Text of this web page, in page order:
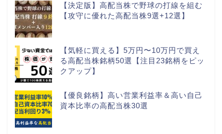
【決定版】高配当株で野球の打線を組む
【攻守に優れた高配当株9選+12選】
【気軽に買える】5万円〜10万円で買え
る高配当株銘柄50選【注目23銘柄をピッ
クアップ】
【優良銘柄】高い営業利益率＆高い自己
資本比率の高配当株30選